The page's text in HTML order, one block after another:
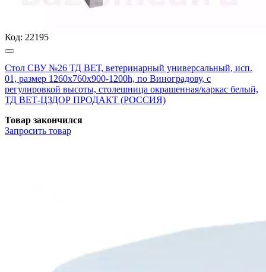
Код: 22195
Стол СВУ №26 ТД ВЕТ, ветеринарный универсальный, исп.
01, размер 1260x760x900-1200h, по Виноградову, с
регулировкой высоты, столешница окрашенная/каркас белый,
ТД ВЕТ-ЦЗДОР ПРОДАКТ (РОССИЯ)
Товар закончился
Запросить товар